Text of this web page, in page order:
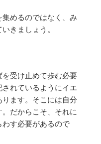
めるのではなく、み
きましょう。
受け止めて歩む必要
れているようにイエ
ます。そこには自分
だからこそ、それに
す必要があるので